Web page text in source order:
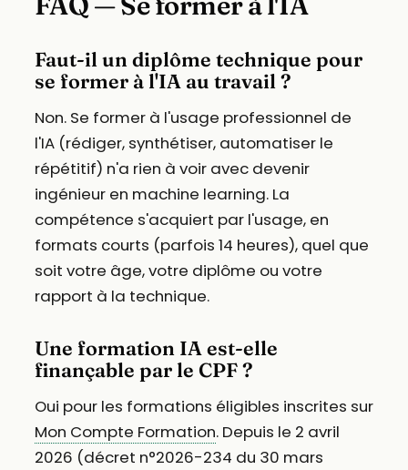
Faut-il un diplôme technique pour
se former à l'IA au travail ?
Non. Se former à l'usage professionnel de
l'IA (rédiger, synthétiser, automatiser le
répétitif) n'a rien à voir avec devenir
ingénieur en machine learning. La
compétence s'acquiert par l'usage, en
formats courts (parfois 14 heures), quel que
soit votre âge, votre diplôme ou votre
rapport à la technique.
Une formation IA est-elle
finançable par le CPF ?
Oui pour les formations éligibles inscrites sur
Mon Compte Formation. Depuis le 2 avril
2026 (décret n°2026-234 du 30 mars